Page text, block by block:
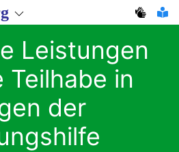
Leistungen
Teilhabe in
der